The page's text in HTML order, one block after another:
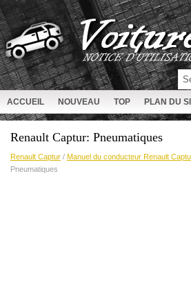
ACCUEIL NOUVEAU TOP PLAN DU
Renault Captur: Pneumatiques
Renault Captur / Manuel du conducteur Renault
Pneumatiques